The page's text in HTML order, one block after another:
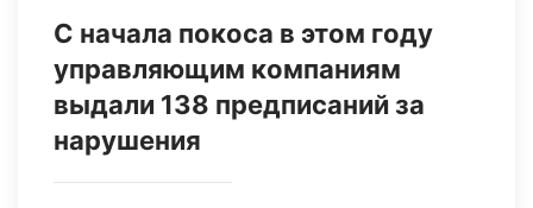
С начала покоса в этом году
управляющим компаниям
выдали 138 предписаний за
нарушения